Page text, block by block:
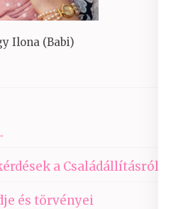
Ilona (Babi)
a Családállításról
és törvényei